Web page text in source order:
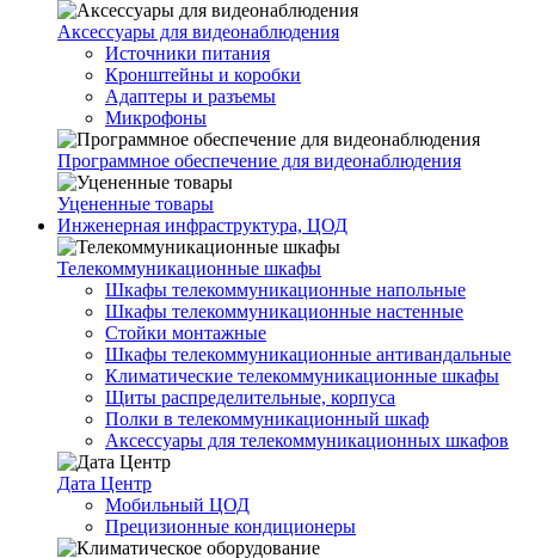
Аксессуары для видеонаблюдения
Источники питания
Кронштейны и коробки
Адаптеры и разъемы
Микрофоны
Программное обеспечение для видеонаблюдения
Уцененные товары
Инженерная инфраструктура, ЦОД
Телекоммуникационные шкафы
Шкафы телекоммуникационные напольные
Шкафы телекоммуникационные настенные
Стойки монтажные
Шкафы телекоммуникационные антивандальные
Климатические телекоммуникационные шкафы
Щиты распределительные, корпуса
Полки в телекоммуникационный шкаф
Аксессуары для телекоммуникационных шкафов
Дата Центр
Мобильный ЦОД
Прецизионные кондиционеры